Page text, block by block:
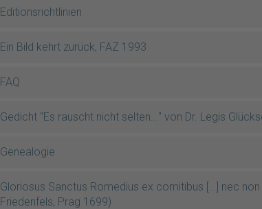
Editionsrichtlinien
Ein Bild kehrt zurück, FAZ 1993
FAQ
Gedicht "Es rauscht nicht selten..." von Dr. Legis
Genealogie
Gloriosus Sanctus Romedius ex comitibus […] nec
Friedenfels, Prag 1699)